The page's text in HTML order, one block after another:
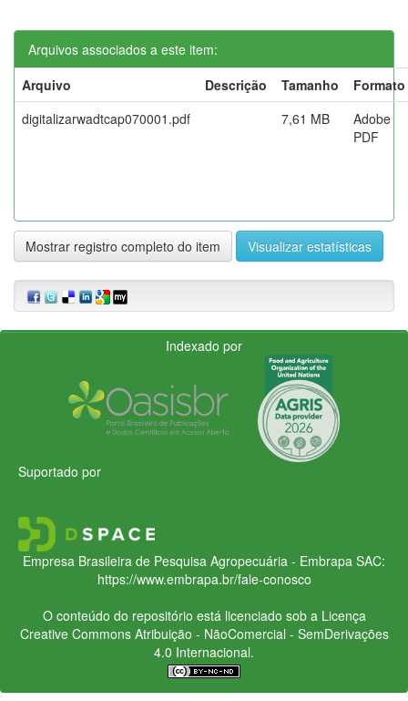
Arquivos associados a este item:
Arquivo
Descrição Tamanho
Formato
digitalizarwadtcap070001.pdf
7,61 MB
Adobe
PDF
Mostrar registro completo do item Visualizar estatísticas
Indexado por
Suportado por
Empresa Brasileira de Pesquisa Agropecuária - Embrapa SAC:
https://www.embrapa.br/fale-conosco
O conteúdo do repositório está licenciado sob a Licença
Creative CommonsAtribuição - NãoComercial - SemDerivações
4.0 Internacional.